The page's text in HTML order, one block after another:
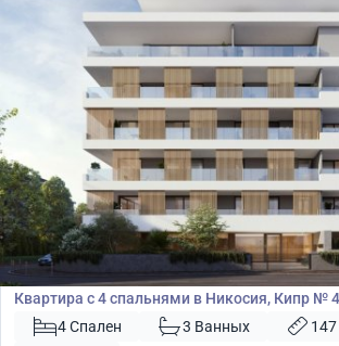
€640 000
Квартира
Квартира с 4 спальнями в Никосия, Кипр №
4 Спален
3 Ванных